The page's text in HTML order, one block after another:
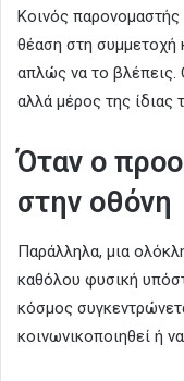
Κοινός παρονομαστής
θέαση στη συμμετοχή
απλώς να το βλέπεις.
αλλά μέρος της ίδιας
Όταν ο
στην οθόνη
Παράλληλα, μια
καθόλου φυσική
κόσμος
κοινωνικοποιηθεί ή